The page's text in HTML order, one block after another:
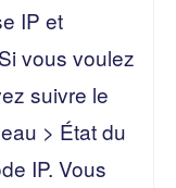
IP et
vous voulez
suivre le
> État du
IP. Vous